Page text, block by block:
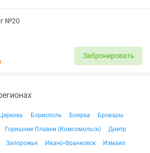
№20
Забронировать
Борисполь Боярка
Бровары
Горишние Плавни (Комсомольск)
Днепр
Запорожье Ивано-Франковск
Измаил